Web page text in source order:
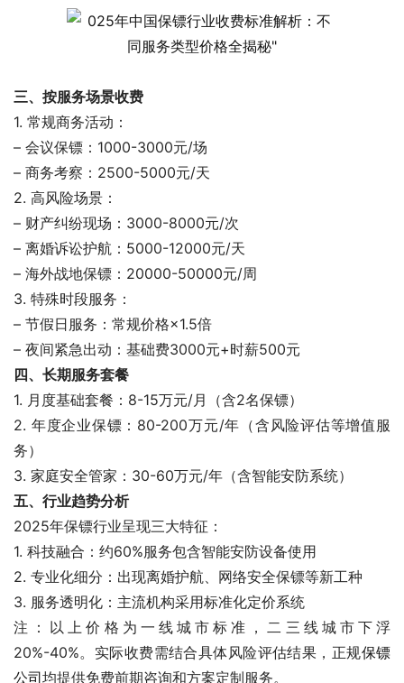
三、按服务场景收费
1. 常规商务活动：
– 会议保镖：1000-3000元/场
– 商务考察：2500-5000元/天
2. 高风险场景：
– 财产纠纷现场：3000-8000元/次
– 离婚诉讼护航：5000-12000元/天
– 海外战地保镖：20000-50000元/周
3. 特殊时段服务：
– 节假日服务：常规价格×1.5倍
– 夜间紧急出动：基础费3000元+时薪500元
四、长期服务套餐
1. 月度基础套餐：8-15万元/月（含2名保镖）
2. 年度企业保镖：80-200万元/年（含风险评估等增值服
务）
3. 家庭安全管家：30-60万元/年（含智能安防系统）
五、行业趋势分析
2025年保镖行业呈现三大特征：
1. 科技融合：约60%服务包含智能安防设备使用
2. 专业化细分：出现离婚护航、网络安全保镖等新工种
3. 服务透明化：主流机构采用标准化定价系统
注：以上价格为一线城市标准，二三线城市下浮
20%-40%。实际收费需结合具体风险评估结果，正规保镖
公司均提供免费前期咨询和方案定制服务。